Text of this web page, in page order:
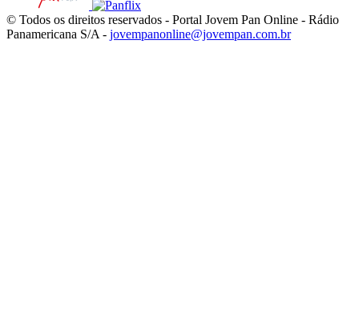
© Todos os direitos reservados - Portal Jovem Pan Online - Rádio
Panamericana S/A - jovempanonline@jovempan.com.br